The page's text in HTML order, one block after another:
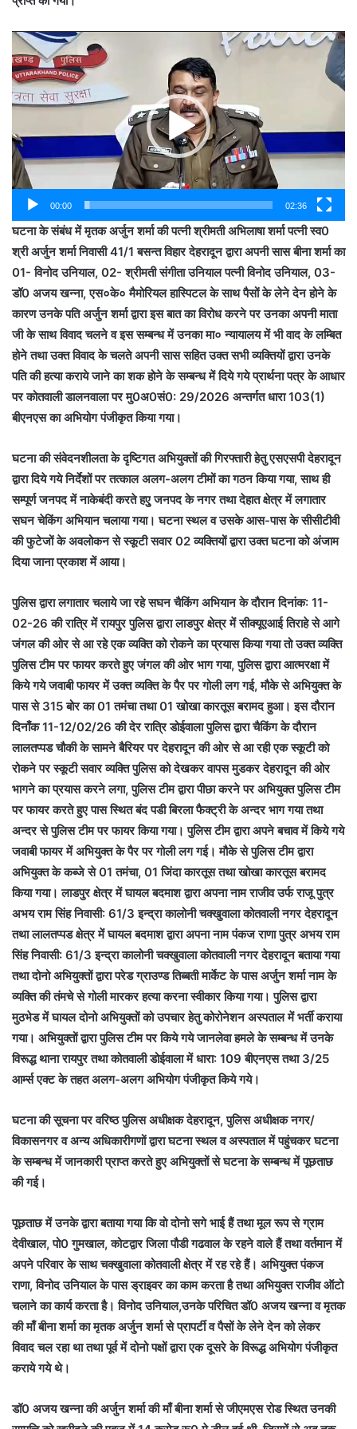
Video
Player
00:00 02:36
घटना के संबंध में मृतक अर्जुन शर्मा की पत्नी श्रीमती अभिलाषा शर्मा पत्नी स्व0
श्री अर्जुन शर्मा निवासी 41/1 बसन्त विहार देहरादून द्वारा अपनी सास बीना शर्मा का
01- विनोद उनियाल, 02- श्रीमती संगीता उनियाल पत्नी विनोद उनियाल, 03-
डॉ0 अजय खन्ना, एस०के० मैमोरियल हास्पिटल के साथ पैसों के लेने देन होने के
कारण उनके पति अर्जुन शर्मा द्वारा इस बात का विरोध करने पर उनका अपनी माता
जी के साथ विवाद चलने व इस सम्बन्ध में उनका मा० न्यायालय में भी वाद के लम्बित
होने तथा उक्त विवाद के चलते अपनी सास सहित उक्त सभी व्यक्तियों द्वारा उनके
पति की हत्या कराये जाने का शक होने के सम्बन्ध में दिये गये प्रार्थना पत्र के आधार
पर कोतवाली डालनवाला पर मु0अ0सं0: 29/2026 अन्तर्गत धारा 103(1)
बीएनएस का अभियोग पंजीकृत किया गया।
घटना की संवेदनशीलता के दृष्टिगत अभियुक्तों की गिरफ्तारी हेतु एसएसपी देहरादून
द्वारा दिये गये निर्देशों पर तत्काल अलग-अलग टीमों का गठन किया गया, साथ ही
सम्पूर्ण जनपद में नाकेबंदी करते हएु जनपद के नगर तथा देहात क्षेत्र में लगातार
सघन चेकिंग अभियान चलाया गया। घटना स्थल व उसके आस-पास के सीसीटीवी
की फुटेजों के अवलोकन से स्कूटी सवार 02 व्यक्तियों द्वारा उक्त घटना को अंजाम
दिया जाना प्रकाश में आया।
पुलिस द्वारा लगातार चलाये जा रहे सघन चैकिंग अभियान के दौरान दिनांक: 11-
02-26 की रात्रि में रायपुर पुलिस द्वारा लाडपुर क्षेत्र में सीक्यूएआई तिराहे से आगे
जंगल की ओर से आ रहे एक व्यक्ति को रोकने का प्रयास किया गया तो उक्त व्यक्ति
पुलिस टीम पर फायर करते हुए जंगल की ओर भाग गया, पुलिस द्वारा आत्मरक्षा में
किये गये जवाबी फायर में उक्त व्यक्ति के पैर पर गोली लग गई, मौके से अभियुक्त के
पास से 315 बोर का 01 तमंचा तथा 01 खोखा कारतूस बरामद हुआ। इस दौरान
दिनाँक 11-12/02/26 की देर रात्रि डोईवाला पुलिस द्वारा चैकिंग के दौरान
लालतप्पड चौकी के सामने बैरियर पर देहरादून की ओर से आ रही एक स्कूटी को
रोकने पर स्कूटी सवार व्यक्ति पुलिस को देखकर वापस मुडकर देहरादून की ओर
भागने का प्रयास करने लगा, पुलिस टीम द्वारा पीछा करने पर अभियुक्त पुलिस टीम
पर फायर करते हुए पास स्थित बंद पडी बिरला फैक्ट्री के अन्दर भाग गया तथा
अन्दर से पुलिस टीम पर फायर किया गया। पुलिस टीम द्वारा अपने बचाव में किये गये
जवाबी फायर में अभियुक्त के पैर पर गोली लग गई। मौके से पुलिस टीम द्वारा
अभियुक्त के कब्जे से 01 तमंचा, 01 जिंदा कारतूस तथा खोखा कारतूस बरामद
किया गया। लाडपुर क्षेत्र में घायल बदमाश द्वारा अपना नाम राजीव उर्फ राजू पुत्र
अभय राम सिंह निवासी: 61/3 इन्द्रा कालोनी चक्खुवाला कोतवाली नगर देहरादून
तथा लालतप्पड क्षेत्र में घायल बदमाश द्वारा अपना नाम पंकज राणा पुत्र अभय राम
सिंह निवासी: 61/3 इन्द्रा कालोनी चक्खुवाला कोतवाली नगर देहरादून बताया गया
तथा दोनो अभियुक्तों द्वारा परेड ग्राउण्ड तिब्बती मार्केट के पास अर्जुन शर्मा नाम के
व्यक्ति की तंमचे से गोली मारकर हत्या करना स्वीकार किया गया। पुलिस द्वारा
मुठभेड में घायल दोनो अभियुक्तों को उपचार हेतु कोरोनेशन अस्पताल में भर्ती कराया
गया। अभियुक्तों द्वारा पुलिस टीम पर किये गये जानलेवा हमले के सम्बन्ध में उनके
विरूद्ध थाना रायपुर तथा कोतवाली डोईवाला में धारा: 109 बीएनएस तथा 3/25
आर्म्स एक्ट के तहत अलग-अलग अभियोग पंजीकृत किये गये।
घटना की सूचना पर वरिष्ठ पुलिस अधीक्षक देहरादून, पुलिस अधीक्षक नगर/
विकासनगर व अन्य अधिकारीगणों द्वारा घटना स्थल व अस्पताल में पहुंचकर घटना
के सम्बन्ध में जानकारी प्राप्त करते हुए अभियुक्तों से घटना के सम्बन्ध में पूछताछ
की गई।
पूछताछ में उनके द्वारा बताया गया कि वो दोनो सगे भाई हैं तथा मूल रूप से ग्राम
देवीखाल, पो0 गुमखाल, कोटद्वार जिला पौडी गढवाल के रहने वाले हैं तथा वर्तमान में
अपने परिवार के साथ चक्खुवाला कोतवाली क्षेत्र में रह रहे हैं। अभियुक्त पंकज
राणा, विनोद उनियाल के पास ड्राइवर का काम करता है तथा अभियुक्त राजीव ऑटो
चलाने का कार्य करता है। विनोद उनियाल,उनके परिचित डॉ0 अजय खन्ना व मृतक
की माँ बीना शर्मा का मृतक अर्जुन शर्मा से प्रापर्टी व पैसों के लेने देन को लेकर
विवाद चल रहा था तथा पूर्व में दोनो पक्षों द्वारा एक दूसरे के विरूद्ध अभियोग पंजीकृत
कराये गये थे।
डॉ0 अजय खन्ना की अर्जुन शर्मा की माँ बीना शर्मा से जीएमएस रोड स्थित उनकी